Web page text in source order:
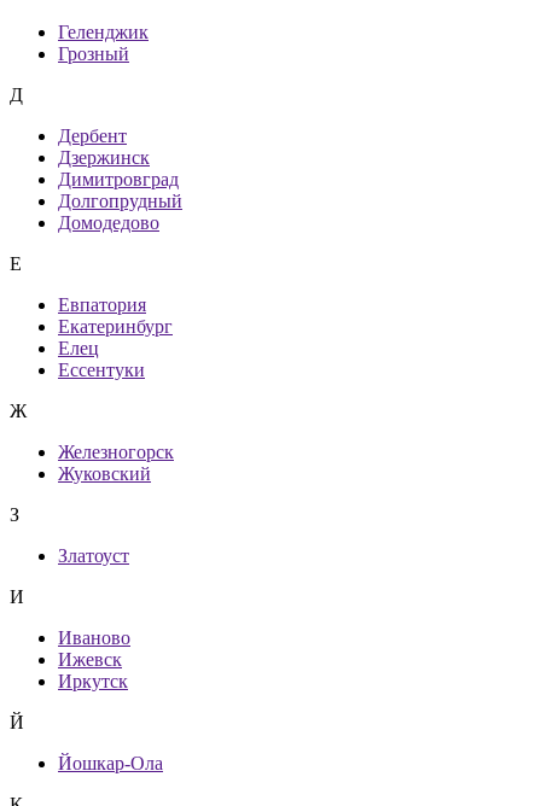
Геленджик
Грозный
Д
Дербент
Дзержинск
Димитровград
Долгопрудный
Домодедово
Е
Евпатория
Екатеринбург
Елец
Ессентуки
Ж
Железногорск
Жуковский
З
Златоуст
И
Иваново
Ижевск
Иркутск
Й
Йошкар-Ола